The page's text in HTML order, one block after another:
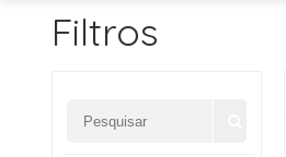
Filtros